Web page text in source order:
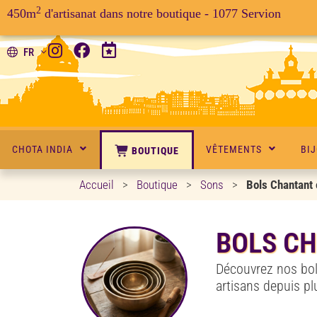
450m2 d'artisanat dans notre boutique - 1077 Servion
FR
CHOTA INDIA BOUTIQUE VÊTEMENTS
Accueil > Boutique > Sons > Bols
BOLS
Découvrez nos
artisans depuis